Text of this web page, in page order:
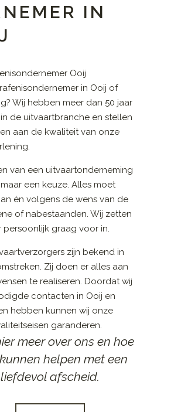
IN
in Ooij of
Wij hebben meer dan 50 jaar
de uitvaartbranche en stellen
aan de kwaliteit van onze
van een uitvaartonderneming
een keuze. Alles moet
én volgens de wens van de
of nabestaanden. Wij zetten
persoonlijk graag voor in.
zijn bekend in
Zij doen er alles aan
te realiseren. Doordat wij
contacten in Ooij en
hebben kunnen wij onze
garanderen.
meer over ons en hoe
helpen met een
liefdevol afscheid.